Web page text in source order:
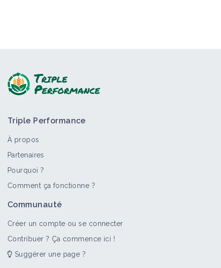
Triple Performance
À propos
Partenaires
Pourquoi ?
Comment ça fonctionne ?
Communauté
Créer un compte ou se connecter
Contribuer ? Ça commence ici !
Suggérer une page ?